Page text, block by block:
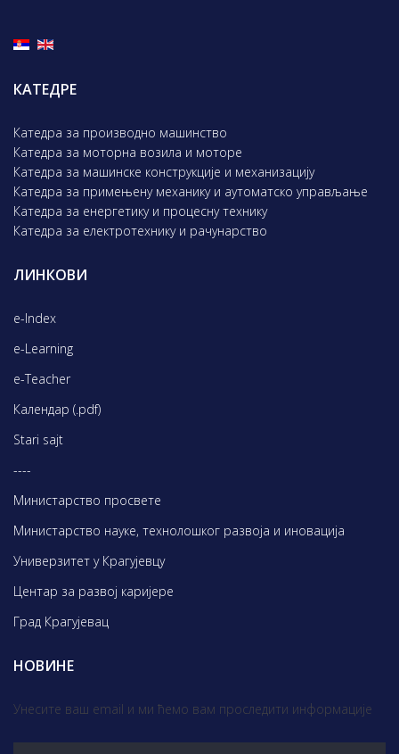
КАТЕДРЕ
Катедра за производно машинство
Катедра за моторна возила и моторе
Катедра за машинске конструкције и механизацију
Катедра за примењену механику и аутоматско управљање
Катедра за енергетику и процесну технику
Катедра за електротехнику и рачунарство
ЛИНКОВИ
e-Index
e-Learning
e-Teacher
Календар (.pdf)
Stari sajt
----
Министарство просвете
Министарство науке, технолошког развоја и иновација
Универзитет у Крагујевцу
Центар за развој каријере
Град Крагујевац
НОВИНЕ
Унесите ваш email и ми ћемо вам проследити информације